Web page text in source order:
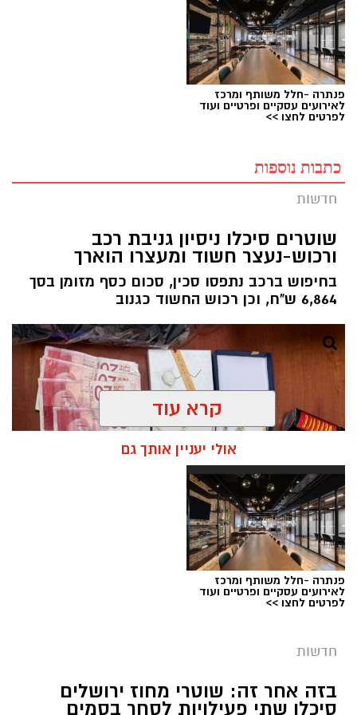
פנתרה -חלל משותף ומרכז
לאירועים עסקיים ופרטיים ועוד
לפרטים לחצו >>
כתבות נוספות
חדשות
שוטרים סיכלו ניסיון גניבת רכב
ורכוש-נעצר חשוד ומעצרו הוארך
בחיפוש ברכב נתפסו סכין, סכום כסף מזומן בסך
6,864 ש"ח, וכן רכוש החשוד כגנוב
צילום: דוברות המשטרה
מערכת ירושלים נט / 08:20 09.08.26
שוטרי תחנת מוריה בשכונת בית צפאפא, הבחינו
קרא עוד
אולי יעניין אותך גם
פנתרה -חלל משותף ומרכז
לאירועים עסקיים ופרטיים ועוד
לפרטים לחצו >>
חדשות
בזה אחר זה: שוטרי מחוז ירושלים
סיכלו שתי פעילויות לסחר בסמים